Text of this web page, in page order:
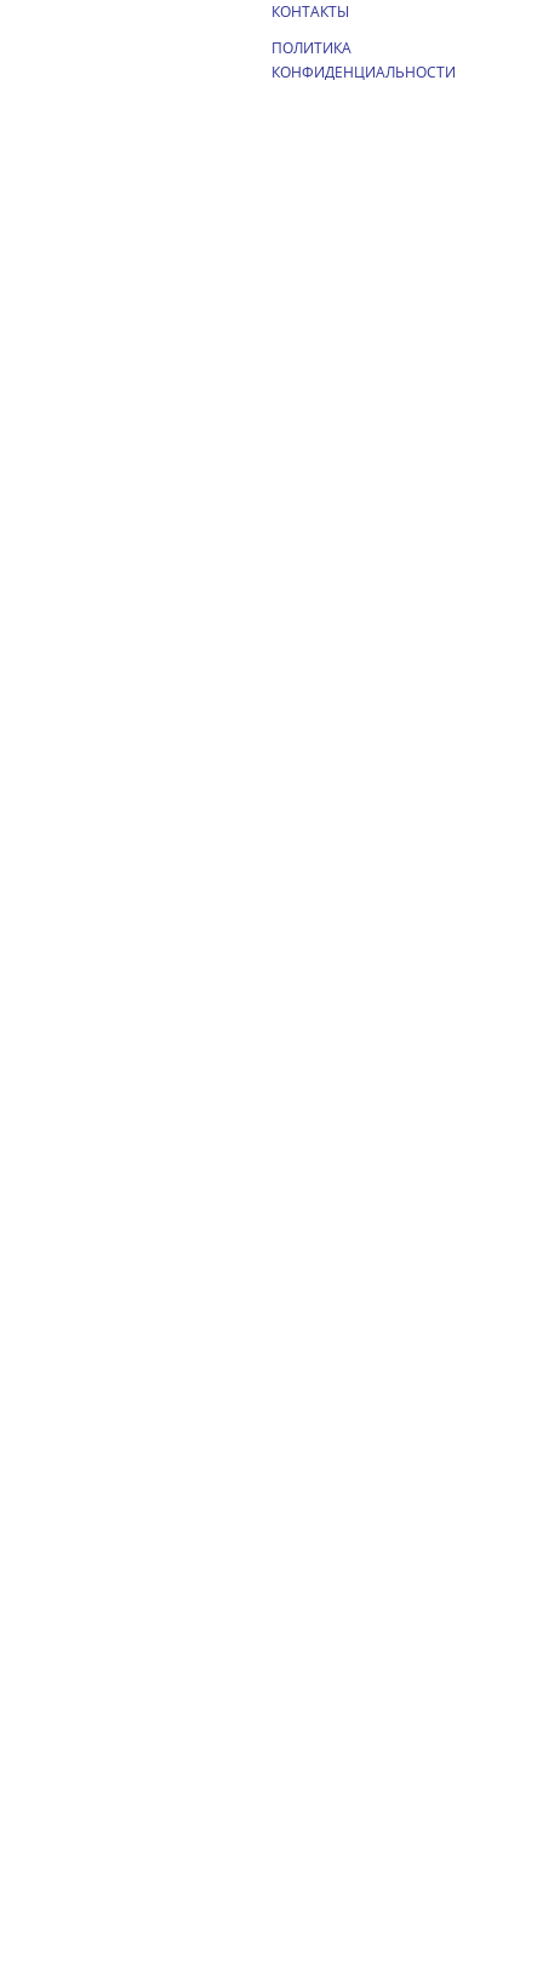
КОНТАКТЫ
ПОЛИТИКА
КОНФИДЕНЦИАЛЬНОСТИ